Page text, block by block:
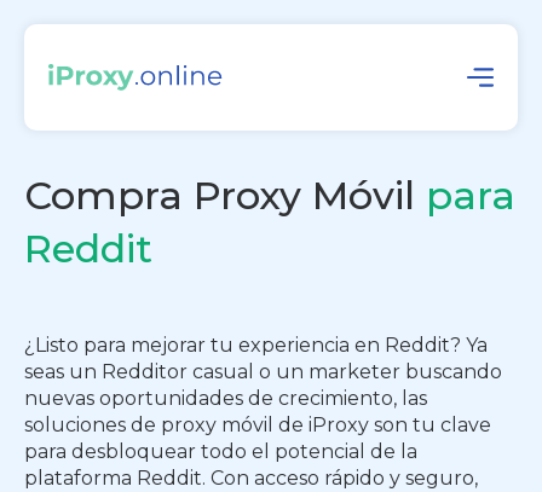
Compra Proxy Móvil para
Reddit
¿Listo para mejorar tu experiencia en Reddit? Ya
seas un Redditor casual o un marketer buscando
nuevas oportunidades de crecimiento, las
soluciones de proxy móvil de iProxy son tu clave
para desbloquear todo el potencial de la
plataforma Reddit. Con acceso rápido y seguro,